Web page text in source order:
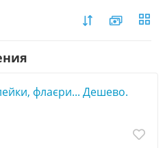
флаєри... Дешево.